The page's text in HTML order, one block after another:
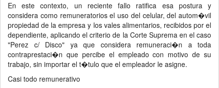
En este contexto, un reciente fallo ratifica esa postura y
considera como remuneratorios el uso del celular, del autom�vil
propiedad de la empresa y los vales alimentarios, recibidos por el
dependiente, aplicando el criterio de la Corte Suprema en el caso
"Perez c/ Disco" ya que considera remuneraci�n a toda
contraprestaci�n que percibe el empleado con motivo de su
trabajo, sin importar el t�tulo que el empleador le asigne.
Casi todo remunerativo